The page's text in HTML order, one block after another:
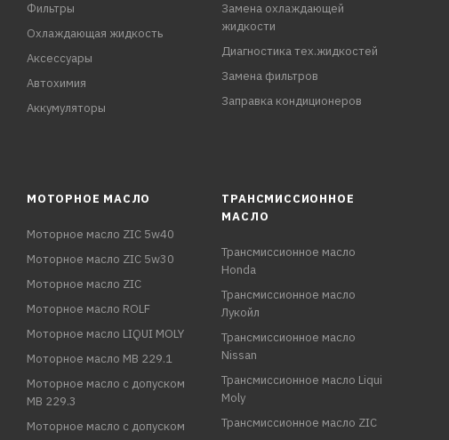
Фильтры
Охлаждающая жидкость
Аксессуары
Автохимия
Аккумуляторы
Замена охлаждающей
жидкости
Диагностика тех.жидкостей
Замена фильтров
Заправка кондиционеров
МОТОРНОЕ МАСЛО
Моторное масло ZIC 5w40
Моторное масло ZIC 5w30
Моторное масло ZIC
Моторное масло ROLF
Моторное масло LIQUI MOLY
Моторное масло MB 229.1
Моторное масло с допуском
MB 229.3
Моторное масло с допуском
ТРАНСМИССИОННОЕ
МАСЛО
Трансмиссионное масло
Honda
Трансмиссионное масло
Лукойл
Трансмиссионное масло
Nissan
Трансмиссионное масло Liqui
Moly
Трансмиссионное масло ZIC